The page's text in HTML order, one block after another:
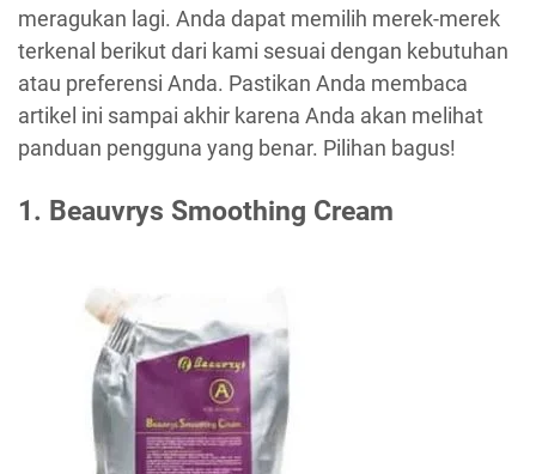
meragukan lagi. Anda dapat memilih merek-merek
terkenal berikut dari kami sesuai dengan kebutuhan
atau preferensi Anda. Pastikan Anda membaca
artikel ini sampai akhir karena Anda akan melihat
panduan pengguna yang benar. Pilihan bagus!
1. Beauvrys Smoothing Cream